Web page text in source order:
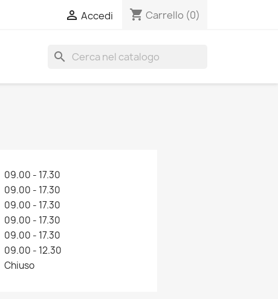
 Accedi shopping_cart Carrello (0)
search
09.00 - 17.30
09.00 - 17.30
09.00 - 17.30
09.00 - 17.30
09.00 - 17.30
09.00 - 12.30
Chiuso